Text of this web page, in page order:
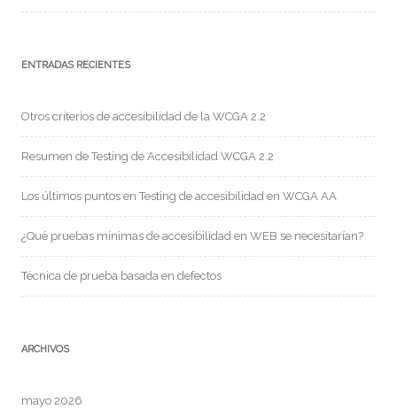
ENTRADAS RECIENTES
Otros criterios de accesibilidad de la WCGA 2.2
Resumen de Testing de Accesibilidad WCGA 2.2
Los últimos puntos en Testing de accesibilidad en WCGA AA
¿Qué pruebas mínimas de accesibilidad en WEB se necesitarían?
Técnica de prueba basada en defectos
ARCHIVOS
mayo 2026